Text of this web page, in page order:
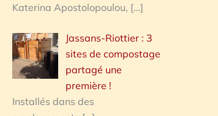
Katerina Apostolopoulou, […]
Jassans-Riottier : 3
sites de compostage
partagé une
première !
Installés dans des